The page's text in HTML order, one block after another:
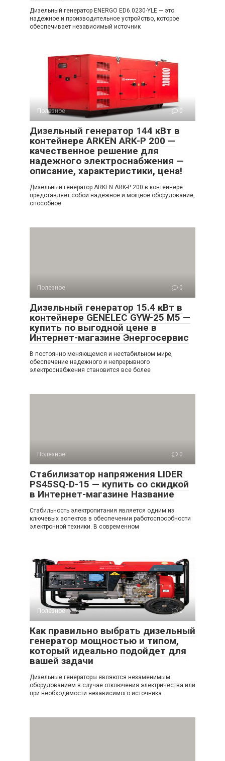
Дизельный генератор ENERGO ED6.0230-YLE — это
надежное и производительное устройство, которое
обеспечивает независимый источник
Полезное 0
Дизельный генератор 144 кВт в
контейнере ARKEN ARK-P 200 —
качественное решение для
надежного электроснабжения —
описание, характеристики, цена!
Дизельный генератор ARKEN ARK-P 200 в контейнере
представляет собой надежное и мощное оборудование,
способное
Полезное 0
Дизельный генератор 15.4 кВт в
контейнере GENELEC GYW-25 M5 —
купить по выгодной цене в
Интернет-магазине Энергосервис
В постоянно меняющемся и нестабильном мире,
обеспечение надежного и непрерывного
электроснабжения становится все более
Полезное 0
Стабилизатор напряжения LIDER
PS45SQ-D-15 — купить со скидкой
в Интернет-магазине Название
Стабильность электропитания является одним из
ключевых аспектов в обеспечении работоспособности
электронной техники. В современном
Полезное 0
Как правильно выбрать дизельный
генератор мощностью и типом,
который идеально подойдет для
вашей задачи
Дизельные генераторы являются незаменимым
оборудованием в случае отключения электричества или
при необходимости независимого источника